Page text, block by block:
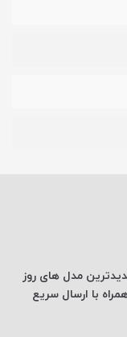
مدل های روز
با ارسال سریع